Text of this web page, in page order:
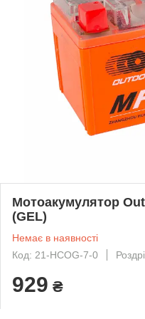
Мотоакумулятор
(GEL)
Немає в наявності
Код: 21-HCOG-7-0
929 ₴